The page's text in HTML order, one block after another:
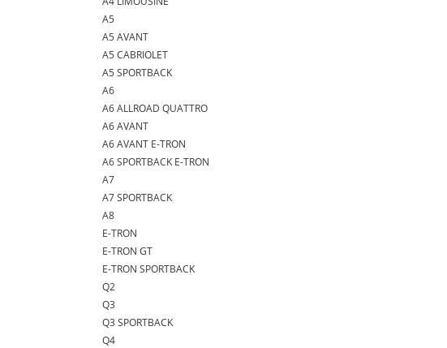
A5
A5 AVANT
A5 CABRIOLET
A5 SPORTBACK
A6
A6 ALLROAD QUATTRO
A6 AVANT
A6 AVANT E-TRON
A6 SPORTBACK E-TRON
A7
A7 SPORTBACK
A8
E-TRON
E-TRON GT
E-TRON SPORTBACK
Q2
Q3
Q3 SPORTBACK
Q4